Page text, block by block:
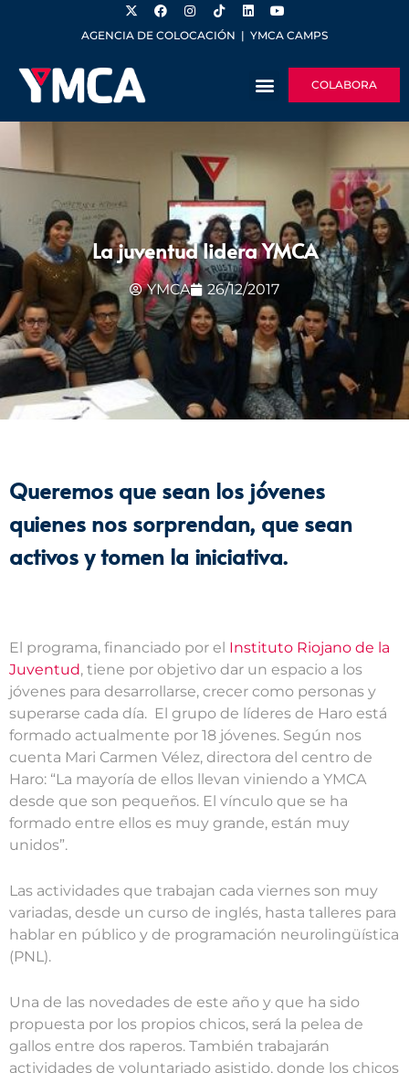
AGENCIA DE COLOCACIÓN | YMCA CAMPS
COLABORA
La juventud lidera YMCA
YMCA 26/12/2017
Queremos que sean los jóvenes
quienes nos sorprendan, que sean
activos y tomen la iniciativa.
El programa, financiado por el Instituto Riojano de la
Juventud, tiene por objetivo dar un espacio a los
jóvenes para desarrollarse, crecer como personas y
superarse cada día. El grupo de líderes de Haro está
formado actualmente por 18 jóvenes. Según nos
cuenta Mari Carmen Vélez, directora del centro de
Haro: “La mayoría de ellos llevan viniendo a YMCA
desde que son pequeños. El vínculo que se ha
formado entre ellos es muy grande, están muy
unidos”.
Las actividades que trabajan cada viernes son muy
variadas, desde un curso de inglés, hasta talleres para
hablar en público y de programación neurolingüística
(PNL).
Una de las novedades de este año y que ha sido
propuesta por los propios chicos, será la pelea de
gallos entre dos raperos. También trabajarán
actividades de voluntariado asistido, donde los chicos